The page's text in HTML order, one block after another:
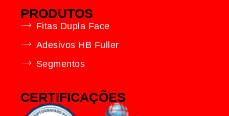
PRODUTOS
Fitas Dupla Face
Adesivos HB Fuller
Segmentos
CERTIFICAÇÕES